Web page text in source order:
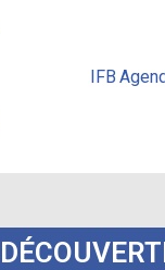
IFB